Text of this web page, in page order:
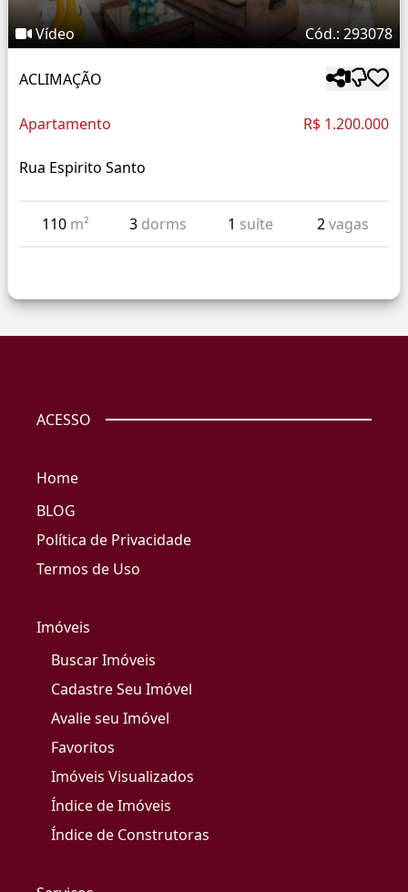
Vídeo Cód.: 293078
ACLIMAÇÃO
Apartamento R$ 1.200.000
Rua Espirito Santo
110 m² 3 dorms 1 suíte 2vagas
ACESSO
Home
BLOG
Política de Privacidade
Termos de Uso
Imóveis
Buscar Imóveis
Cadastre Seu Imóvel
Avalie seu Imóvel
Favoritos
Imóveis Visualizados
Índice de Imóveis
Índice de Construtoras